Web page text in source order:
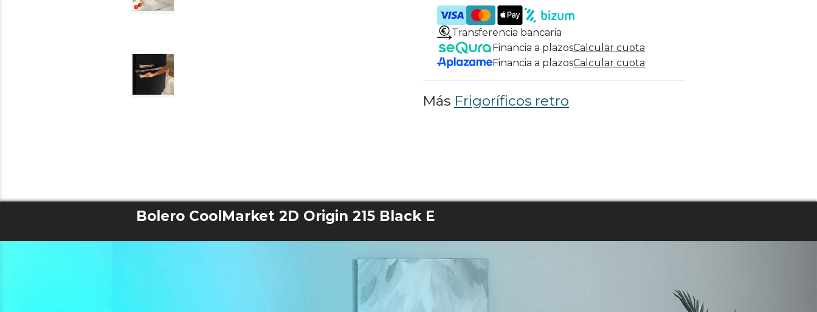
Transferencia bancaria
Financia a plazosCalcular cuota
Financia a plazosCalcular cuota
Más Frigoríficos retro
Bolero CoolMarket 2D Origin 215 Black E